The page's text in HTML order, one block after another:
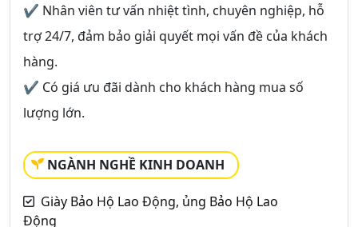
✔ Nhân viên tư vấn nhiệt tình, chuyên nghiệp, hỗ
trợ 24/7, đảm bảo giải quyết mọi vấn đề của khách
hàng.
✔ Có giá ưu đãi dành cho khách hàng mua số
lượng lớn.
NGÀNH NGHỀ KINH DOANH
Giày Bảo Hộ Lao Động, ủng Bảo Hộ Lao
Động